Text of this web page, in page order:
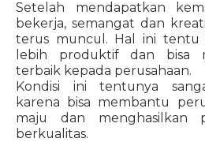
Setelah mendapatkan
bekerja, semangat dan
terus muncul. Hal ini tentu
lebih produktif dan bisa
terbaik kepada perusahaan.
Kondisi ini tentunya
karena bisa membantu
maju dan menghasilkan
berkualitas.